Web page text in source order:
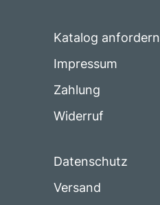
Katalog anfordern
Impressum
Zahlung
Widerruf
Datenschutz
Versand